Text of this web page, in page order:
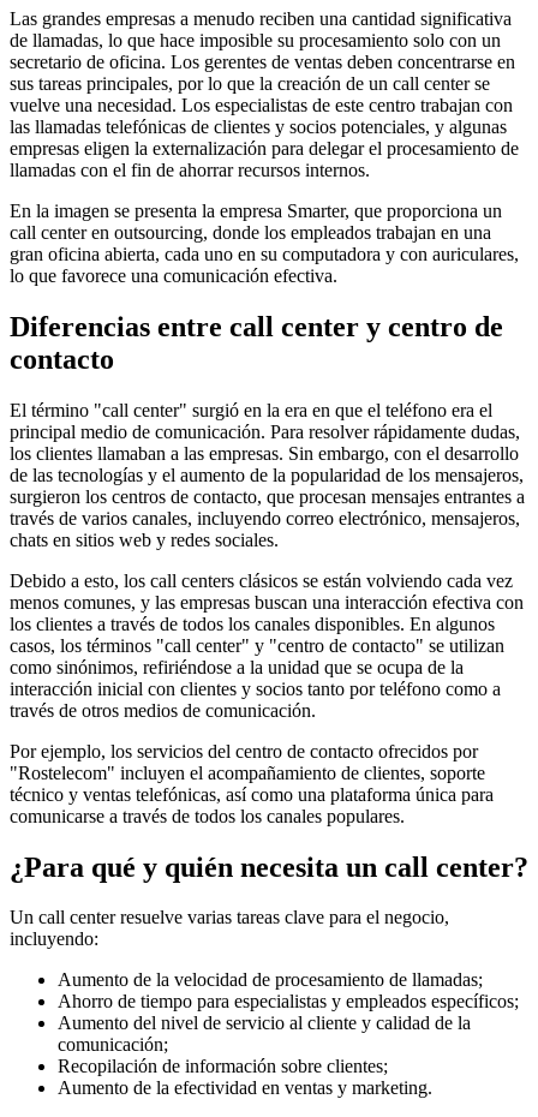
Las grandes empresas a menudo reciben una cantidad significativa
de llamadas, lo que hace imposible su procesamiento solo con un
secretario de oficina. Los gerentes de ventas deben concentrarse en
sus tareas principales, por lo que la creación de un call center se
vuelve una necesidad. Los especialistas de este centro trabajan con
las llamadas telefónicas de clientes y socios potenciales, y algunas
empresas eligen la externalización para delegar el procesamiento de
llamadas con el fin de ahorrar recursos internos.
En la imagen se presenta la empresa Smarter, que proporciona un
call center en outsourcing, donde los empleados trabajan en una
gran oficina abierta, cada uno en su computadora y con auriculares,
lo que favorece una comunicación efectiva.
Diferencias entre call center y centro de
contacto
El término "call center" surgió en la era en que el teléfono era el
principal medio de comunicación. Para resolver rápidamente dudas,
los clientes llamaban a las empresas. Sin embargo, con el desarrollo
de las tecnologías y el aumento de la popularidad de los mensajeros,
surgieron los centros de contacto, que procesan mensajes entrantes a
través de varios canales, incluyendo correo electrónico, mensajeros,
chats en sitios web y redes sociales.
Debido a esto, los call centers clásicos se están volviendo cada vez
menos comunes, y las empresas buscan una interacción efectiva con
los clientes a través de todos los canales disponibles. En algunos
casos, los términos "call center" y "centro de contacto" se utilizan
como sinónimos, refiriéndose a la unidad que se ocupa de la
interacción inicial con clientes y socios tanto por teléfono como a
través de otros medios de comunicación.
Por ejemplo, los servicios del centro de contacto ofrecidos por
"Rostelecom" incluyen el acompañamiento de clientes, soporte
técnico y ventas telefónicas, así como una plataforma única para
comunicarse a través de todos los canales populares.
¿Para qué y quién necesita un call center?
Un call center resuelve varias tareas clave para el negocio,
incluyendo:
Aumento de la velocidad de procesamiento de llamadas;
Ahorro de tiempo para especialistas y empleados específicos;
Aumento del nivel de servicio al cliente y calidad de la
comunicación;
Recopilación de información sobre clientes;
Aumento de la efectividad en ventas y marketing.